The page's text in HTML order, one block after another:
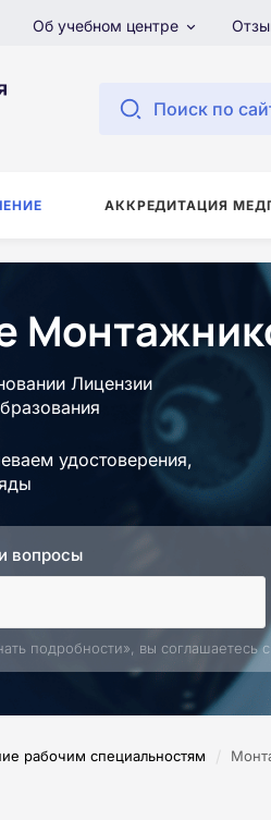
Об учебном центре
Поиск по
АККРЕДИТАЦИЯ
Лицензии
удостоверения,
вопросы
подробности», вы соглашаетесь
рабочим специальностям /